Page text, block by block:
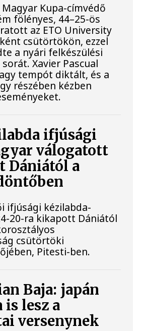
Kupa-címvédő
fölényes, 44–25-ös
az ETO University
csütörtökön, ezzel
a nyári felkészülési
Xavier Pascual
tempót diktált, és a
részében kézben
ifjúsági
válogatott
Dániától a
ifjúsági kézilabda-
20-ra kikapott Dániától
csütörtöki
Pitesti-ben.
Baja: japán
lesz a
versenynek